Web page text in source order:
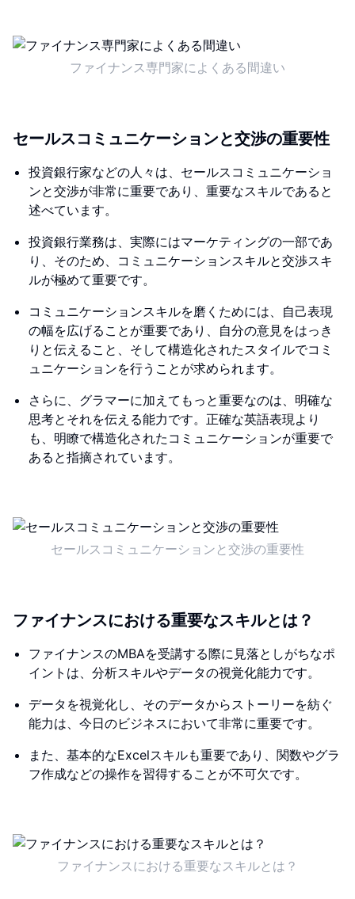
ファイナンス専門家によくある間違い
セールスコミュニケーションと交渉の重要性
投資銀行家などの人々は、セールスコミュニケーショ
ンと交渉が非常に重要であり、重要なスキルであると
述べています。
投資銀行業務は、実際にはマーケティングの一部であ
り、そのため、コミュニケーションスキルと交渉スキ
ルが極めて重要です。
コミュニケーションスキルを磨くためには、自己表現
の幅を広げることが重要であり、自分の意見をはっき
りと伝えること、そして構造化されたスタイルでコミ
ュニケーションを行うことが求められます。
さらに、グラマーに加えてもっと重要なのは、明確な
思考とそれを伝える能力です。正確な英語表現より
も、明瞭で構造化されたコミュニケーションが重要で
あると指摘されています。
セールスコミュニケーションと交渉の重要性
ファイナンスにおける重要なスキルとは？
ファイナンスのMBAを受講する際に見落としがちなポ
イントは、分析スキルやデータの視覚化能力です。
データを視覚化し、そのデータからストーリーを紡ぐ
能力は、今日のビジネスにおいて非常に重要です。
また、基本的なExcelスキルも重要であり、関数やグラ
フ作成などの操作を習得することが不可欠です。
ファイナンスにおける重要なスキルとは？